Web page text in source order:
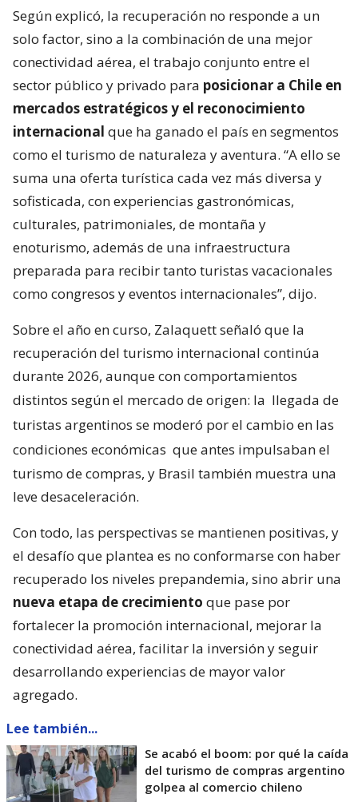
Según explicó, la recuperación no responde a un
solo factor, sino a la combinación de una mejor
conectividad aérea, el trabajo conjunto entre el
sector público y privado para posicionar a Chile en
mercados estratégicos y el reconocimiento
internacional que ha ganado el país en segmentos
como el turismo de naturaleza y aventura. “A ello se
suma una oferta turística cada vez más diversa y
sofisticada, con experiencias gastronómicas,
culturales, patrimoniales, de montaña y
enoturismo, además de una infraestructura
preparada para recibir tanto turistas vacacionales
como congresos y eventos internacionales”, dijo.
Sobre el año en curso, Zalaquett señaló que la
recuperación del turismo internacional continúa
durante 2026, aunque con comportamientos
distintos según el mercado de origen: la llegada de
turistas argentinos se moderó por el cambio en las
condiciones económicas que antes impulsaban el
turismo de compras, y Brasil también muestra una
leve desaceleración.
Con todo, las perspectivas se mantienen positivas, y
el desafío que plantea es no conformarse con haber
recuperado los niveles prepandemia, sino abrir una
nueva etapa de crecimiento que pase por
fortalecer la promoción internacional, mejorar la
conectividad aérea, facilitar la inversión y seguir
desarrollando experiencias de mayor valor
agregado.
Lee también...
Se acabó el boom: por qué la caída
del turismo de compras argentino
golpea al comercio chileno